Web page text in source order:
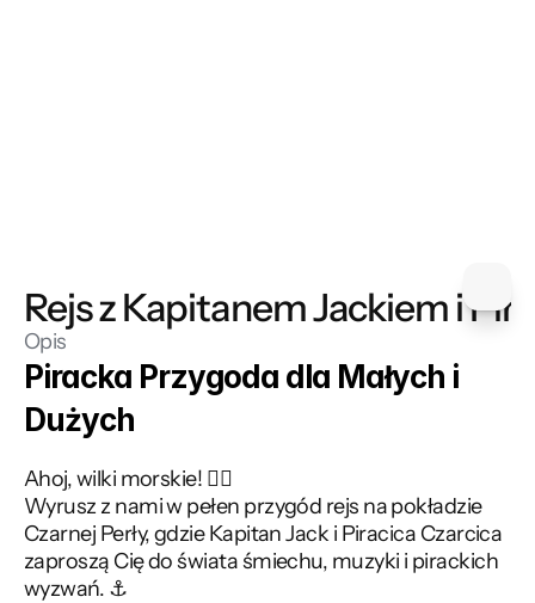
Rejs z Kapitanem Jackiem i
Opis
Piracka Przygoda dla Małych i
Dużych
Ahoj, wilki morskie! 🏴‍☠️
Wyrusz z nami w pełen przygód rejs na pokładzie
Czarnej Perły, gdzie Kapitan Jack i Piracica Czarcica
zaproszą Cię do świata śmiechu, muzyki i pirackich
wyzwań. ⚓